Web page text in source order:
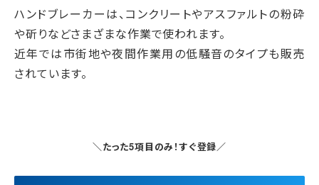
ハンドブレーカーは、コンクリートやアスファルトの粉砕
や斫りなどさまざまな作業で使われます。
近年では市街地や夜間作業用の低騒音のタイプも販売
されています。
＼たった5項目のみ！すぐ登録／